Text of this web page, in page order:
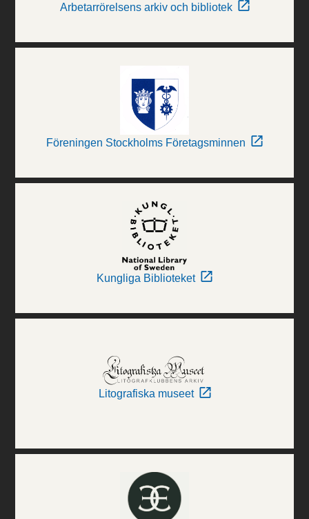
Arbetarrörelsens arkiv och bibliotek
Föreningen Stockholms Företagsminnen
Kungliga Biblioteket
Litografiska museet